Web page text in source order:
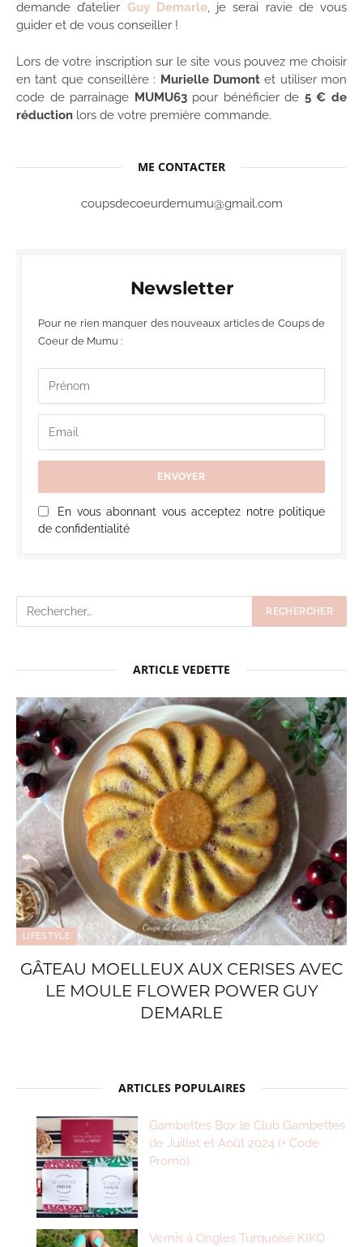
demande d’atelier Guy Demarle, je serai ravie de vous
guider et de vous conseiller !
Lors de votre inscription sur le site vous pouvez me choisir
en tant que conseillère : Murielle Dumont et utiliser mon
code de parrainage MUMU63pour bénéficier de 5 € de
réduction lors de votre première commande.
ME CONTACTER
coupsdecoeurdemumu@gmail.com
Newsletter
Pour ne rien manquer des nouveaux articles de Coups de
Coeur de Mumu :
En vous abonnant vous acceptez notre politique
de confidentialité
ARTICLE VEDETTE
LIFESTYLE
GÂTEAU MOELLEUX AUX CERISES AVEC
LE MOULE FLOWER POWER GUY
DEMARLE
ARTICLES POPULAIRES
Gambettes Box le Club Gambettes
de Juillet et Août 2024 (+ Code
Promo)
Vernis à Ongles Turquoise KIKO